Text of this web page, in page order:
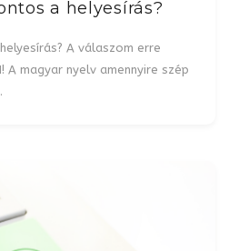
a helyesírás?
A válaszom erre
A magyar nyelv amennyire szép